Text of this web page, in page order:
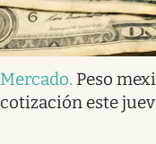
Mercado. Peso
cotización este